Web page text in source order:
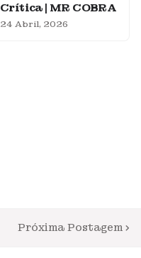
Crítica | MR COBRA
24 Abril, 2026
Próxima Postagem